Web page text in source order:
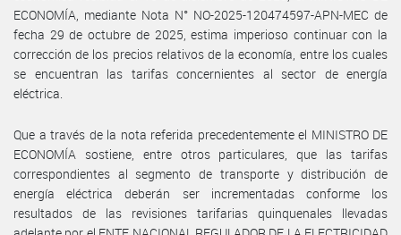
ECONOMÍA, mediante Nota N° NO-2025-120474597-APN-MEC de
fecha 29 de octubre de 2025, estima imperioso continuar con la
corrección de los precios relativos de la economía, entre los cuales
se encuentran las tarifas concernientes al sector de energía
eléctrica.
Que a través de la nota referida precedentemente el MINISTRO DE
ECONOMÍA sostiene, entre otros particulares, que las tarifas
correspondientes al segmento de transporte y distribución de
energía eléctrica deberán ser incrementadas conforme los
resultados de las revisiones tarifarias quinquenales llevadas